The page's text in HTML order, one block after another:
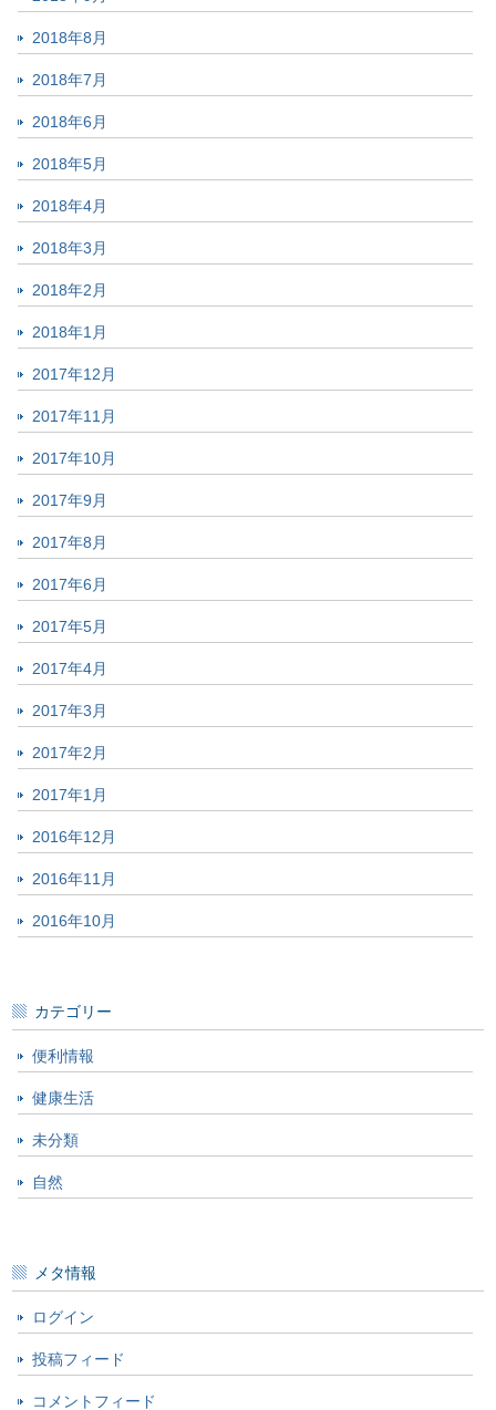
2018年8月
2018年7月
2018年6月
2018年5月
2018年4月
2018年3月
2018年2月
2018年1月
2017年12月
2017年11月
2017年10月
2017年9月
2017年8月
2017年6月
2017年5月
2017年4月
2017年3月
2017年2月
2017年1月
2016年12月
2016年11月
2016年10月
カテゴリー
便利情報
健康生活
未分類
自然
メタ情報
ログイン
投稿フィード
コメントフィード